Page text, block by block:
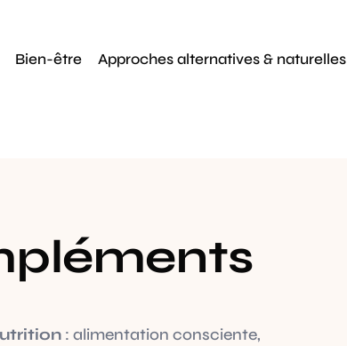
Bien-être Approches alternatives & naturelles
: alimentation consciente,